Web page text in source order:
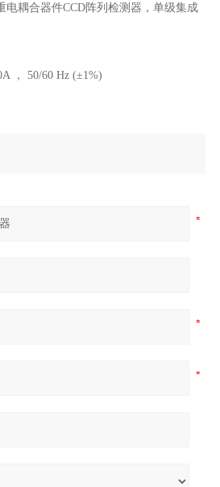
电耦合器件CCD阵列检测器，单级集成
， 50/60 Hz (±1%)